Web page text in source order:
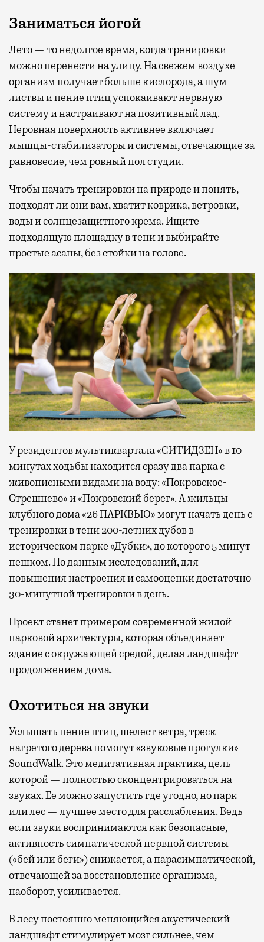
Заниматься йогой
Лето — то недолгое время, когда тренировки
можно перенести на улицу. На свежем воздухе
организм получает больше кислорода, а шум
листвы и пение птиц успокаивают нервную
систему и настраивают на позитивный лад.
Неровная поверхность активнее включает
мышцы-стабилизаторы и системы, отвечающие за
равновесие, чем ровный пол студии.
Чтобы начать тренировки на природе и понять,
подходят ли они вам, хватит коврика, ветровки,
воды и солнцезащитного крема. Ищите
подходящую площадку в тени и выбирайте
простые асаны, без стойки на голове.
У резидентов мультиквартала «СИТИДЗЕН» в 10
минутах ходьбы находится сразу два парка с
живописными видами на воду: «Покровское-
Стрешнево» и «Покровский берег». А жильцы
клубного дома «26 ПАРКВЬЮ» могут начать день с
тренировки в тени 200-летних дубов в
историческом парке «Дубки», до которого 5 минут
пешком. По данным исследований, для
повышения настроения и самооценки достаточно
30-минутной тренировки в день.
Проект станет примером современной жилой
парковой архитектуры, которая объединяет
здание с окружающей средой, делая ландшафт
продолжением дома.
Охотиться на звуки
Услышать пение птиц, шелест ветра, треск
нагретого дерева помогут «звуковые прогулки»
SoundWalk. Это медитативная практика, цель
которой — полностью сконцентрироваться на
звуках. Ее можно запустить где угодно, но парк
или лес — лучшее место для расслабления. Ведь
если звуки воспринимаются как безопасные,
активность симпатической нервной системы
(«бей или беги») снижается, а парасимпатической,
отвечающей за восстановление организма,
наоборот, усиливается.
В лесу постоянно меняющийся акустический
ландшафт стимулирует мозг сильнее, чем